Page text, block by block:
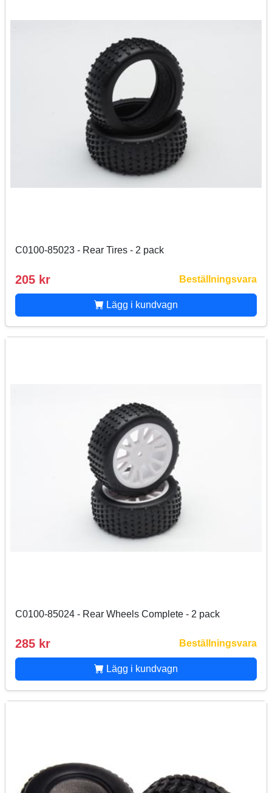
C0100-85023 - Rear Tires - 2 pack
205 kr Beställningsvara
Lägg i kundvagn
C0100-85024 - Rear Wheels Complete - 2 pack
285 kr Beställningsvara
Lägg i kundvagn